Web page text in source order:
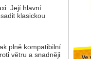
Její hlavní
klasickou
plně kompatibilní
větru a snadněji